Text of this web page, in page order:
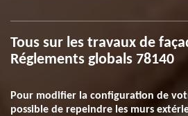
Tous sur les travaux de
Réglements globals 78140
Pour modifier la configuration de
possible de repeindre les murs